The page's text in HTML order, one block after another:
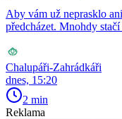
Aby vám už neprasklo
předcházet. Mnohdy
Chalupáři-Zahrádkáři
dnes, 15:20
2 min
Reklama